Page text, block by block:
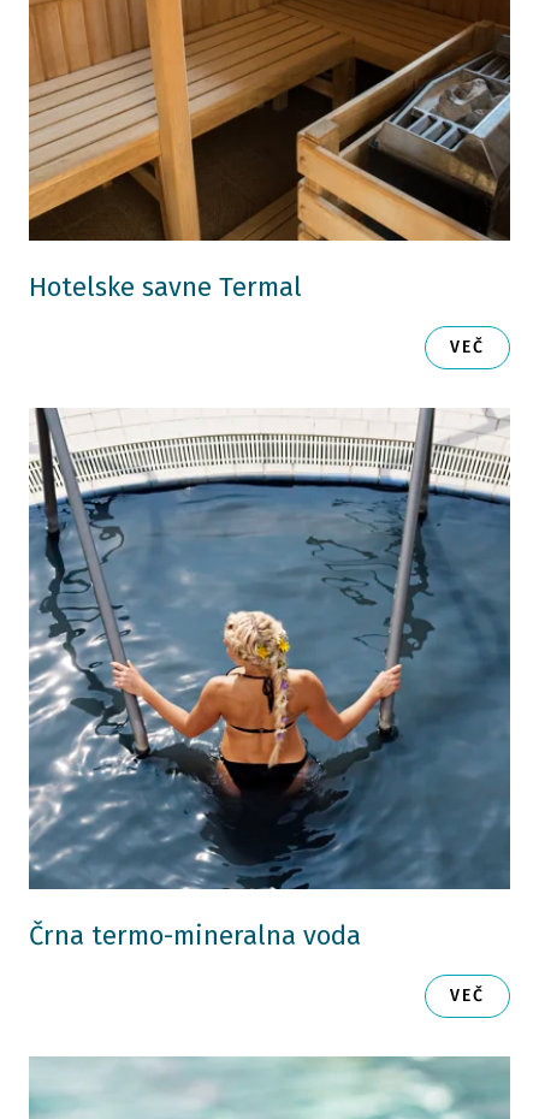
Hotelske savne Termal
VEČ
Črna termo-mineralna voda
VEČ